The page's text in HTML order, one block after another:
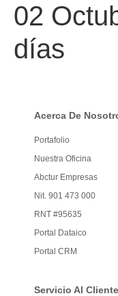
02
días
Acerca De
Portafolio
Nuestra Oficina
Abctur Empresas
Nit. 901 473 000
RNT #95635
Portal Dataico
Portal CRM
Servicio Al Cliente